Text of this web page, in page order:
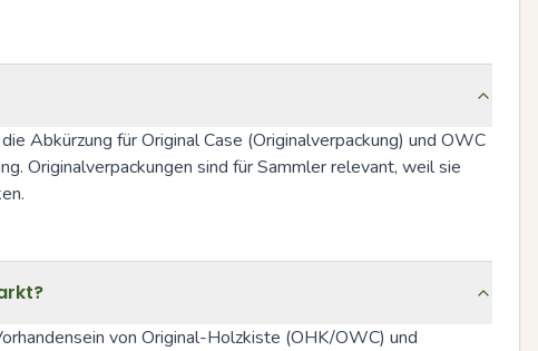
Abkürzung für Original Case (Originalverpackung) und OWC
Originalverpackungen sind für Sammler relevant, weil sie
von Original-Holzkiste (OHK/OWC) und